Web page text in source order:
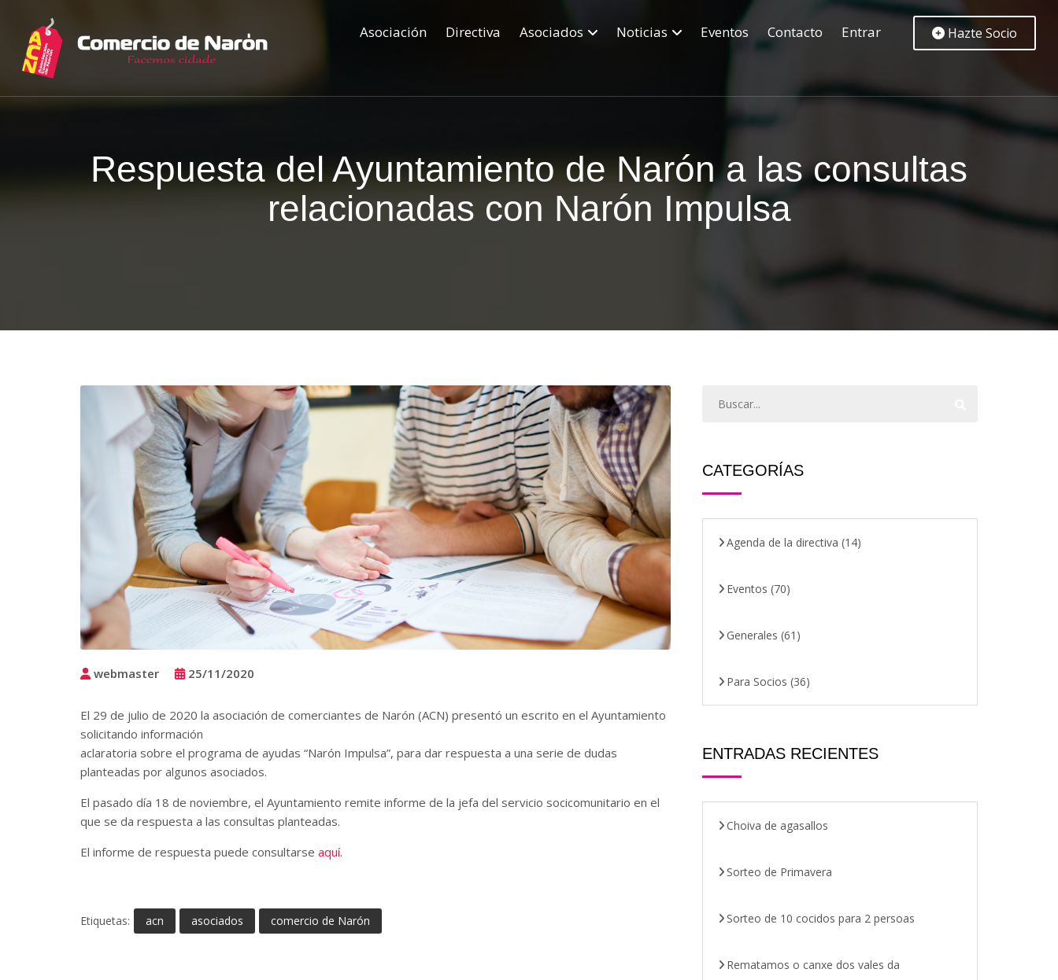
Asociación Directiva Asociados Noticias Eventos Contacto Entrar Hazte Socio
Respuesta del Ayuntamiento de Narón a las consultas
relacionadas con Narón Impulsa
webmaster 25/11/2020
El 29 de julio de 2020 la asociación de comerciantes de Narón (ACN) presentó un escrito en el Ayuntamiento
solicitando información
aclaratoria sobre el programa de ayudas “Narón Impulsa”, para dar respuesta a una serie de dudas
planteadas por algunos asociados.
El pasado día 18 de noviembre, el Ayuntamiento remite informe de la jefa del servicio socicomunitario en el
que se da respuesta a las consultas planteadas.
El informe de respuesta puede consultarse aquí.
Etiquetas: acn asociados comercio de Narón
CATEGORÍAS
Agenda de la directiva (14)
Eventos (70)
Generales (61)
Para Socios (36)
ENTRADAS RECIENTES
Choiva de agasallos
Sorteo de Primavera
Sorteo de 10 cocidos para 2 persoas
Rematamos o canxe dos vales da